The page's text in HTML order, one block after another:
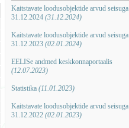
Kaitstavate loodusobjektide arvud seisuga
31.12.2024 (31.12.2024)
Kaitstavate loodusobjektide arvud seisuga
31.12.2023 (02.01.2024)
EELISe andmed keskkonnaportaalis
(12.07.2023)
Statistika (11.01.2023)
Kaitstavate loodusobjektide arvud seisuga
31.12.2022 (02.01.2023)